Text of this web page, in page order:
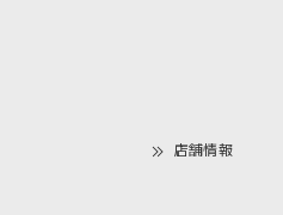
店舗情報